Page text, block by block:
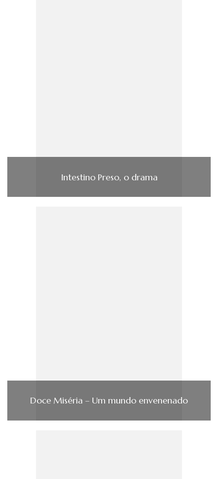
Intestino Preso, o drama
Doce Miséria – Um mundo envenenado